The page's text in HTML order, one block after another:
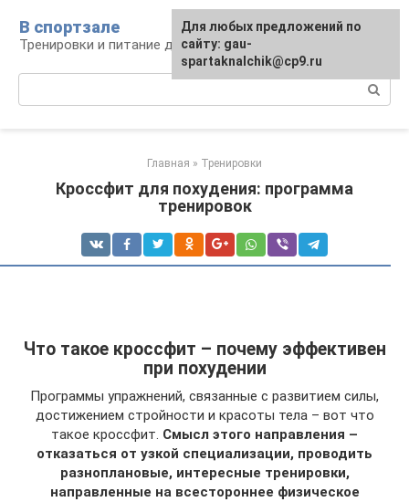
контенту
В спортзале
Тренировки и питание для здоровья
Главная » Тренировки
Кроссфит для похудения: программа
тренировок
Что такое кроссфит – почему эффективен
при похудении
Программы упражнений, связанные с развитием силы,
достижением стройности и красоты тела – вот что
такое кроссфит. Смысл этого направления –
отказаться от узкой специализации, проводить
разноплановые, интересные тренировки,
направленные на всестороннее физическое
Для любых предложений по
сайту: gau-
spartaknalchik@cp9.ru